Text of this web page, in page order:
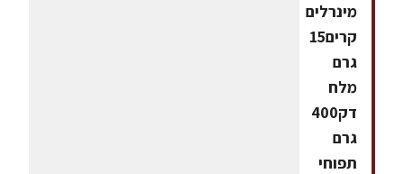
מינרלים
קרים15
גרם
מלח
דק400
גרם
תפוחי